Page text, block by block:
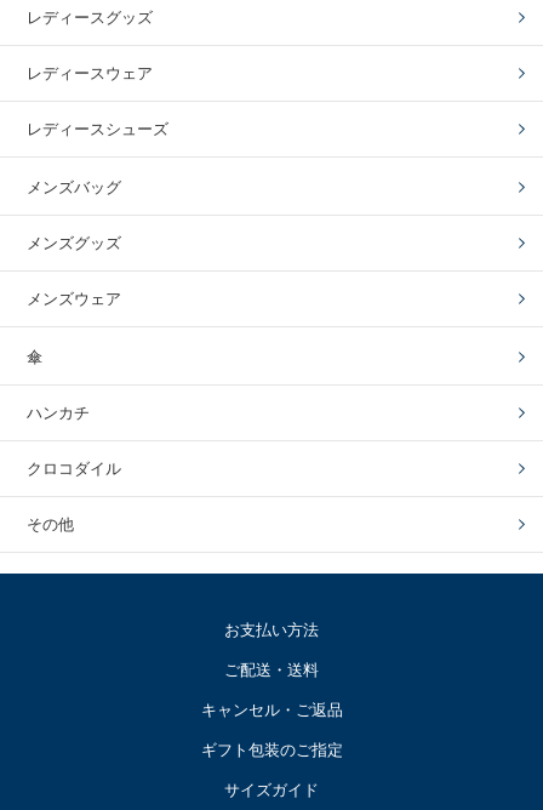
レディースグッズ
レディースウェア
レディースシューズ
メンズバッグ
メンズグッズ
メンズウェア
傘
ハンカチ
クロコダイル
その他
お支払い方法
ご配送・送料
キャンセル・ご返品
ギフト包装のご指定
サイズガイド